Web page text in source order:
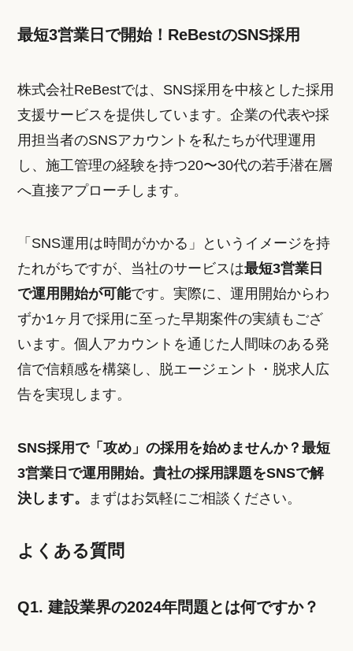
最短3営業日で開始！ReBestのSNS採用
株式会社ReBestでは、SNS採用を中核とした採用
支援サービスを提供しています。企業の代表や採
用担当者のSNSアカウントを私たちが代理運用
し、施工管理の経験を持つ20〜30代の若手潜在層
へ直接アプローチします。
「SNS運用は時間がかかる」というイメージを持
たれがちですが、当社のサービスは最短3営業日
で運用開始が可能です。実際に、運用開始からわ
ずか1ヶ月で採用に至った早期案件の実績もござ
います。個人アカウントを通じた人間味のある発
信で信頼感を構築し、脱エージェント・脱求人広
告を実現します。
SNS採用で「攻め」の採用を始めませんか？最短
3営業日で運用開始。貴社の採用課題をSNSで解
決します。
まずはお気軽にご相談ください。
よくある質問
Q1. 建設業界の2024年問題とは何ですか？